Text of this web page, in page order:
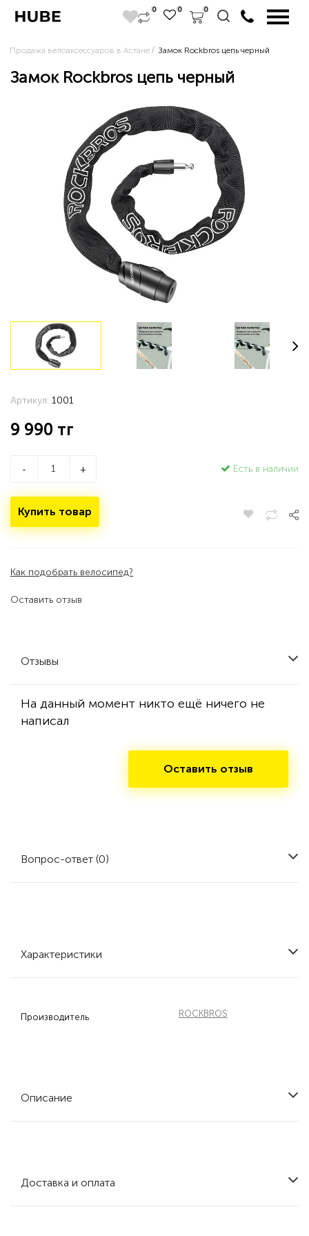
0 0 0
Продажа велоаксессуаров в Астане Замок Rockbros цепь черный
Замок Rockbros цепь черный
Оставить отзыв
Артикул: 1001
9 990 тг
- + Есть в наличии
Купить товар
Как подобрать велосипед?
Отзывы
На данный момент никто ещё ничего не
написал
Оставить отзыв
Вопрос-ответ (0)
Характеристики
Производитель ROCKBROS
Описание
Доставка и оплата